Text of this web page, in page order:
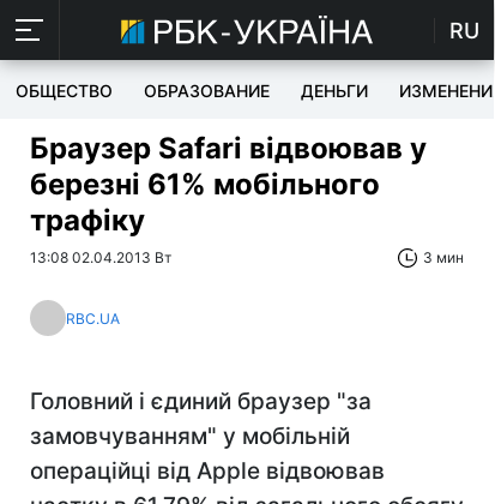
RU
ОБЩЕСТВО ОБРАЗОВАНИЕ ДЕНЬГИ ИЗМЕНЕНИЯ
Браузер Safari відвоював у
березні 61% мобільного
трафіку
13:08 02.04.2013 Вт 3 мин
RBC.UA
Головний і єдиний браузер "за
замовчуванням" у мобільній
операційці від Apple відвоював